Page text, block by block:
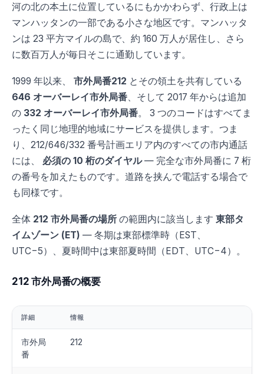
河の北の本土に位置しているにもかかわらず、行政上は
マンハッタンの一部である小さな地区です。マンハッタ
ンは 23 平方マイルの島で、約 160 万人が居住し、さら
に数百万人が毎日そこに通勤しています。
1999 年以来、 市外局番212 とその領土を共有している
646 オーバーレイ市外局番 、そして 2017 年からは追加
の 332 オーバーレイ市外局番。 3 つのコードはすべてま
ったく同じ地理的地域にサービスを提供します。つま
り、212/646/332 番号計画エリア内のすべての市内通話
には、
必須の 10 桁のダイヤル— 完全な市外局番に 7 桁
の番号を加えたものです。道路を挟んで電話する場合で
も同様です。
全体 212 市外局番の場所 の範囲内に該当します 東部タ
イムゾーン (ET) — 冬期は東部標準時（EST、
UTC−5）、夏時間中は東部夏時間（EDT、UTC−4）。
212 市外局番の概要
詳細 情報
市外局
番
212